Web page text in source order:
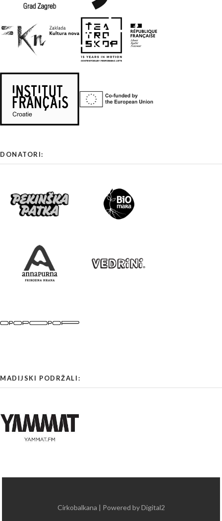
DONATORI:
MADIJSKI PODRŽALI:
Cirkobalkana | Powered by Digital2